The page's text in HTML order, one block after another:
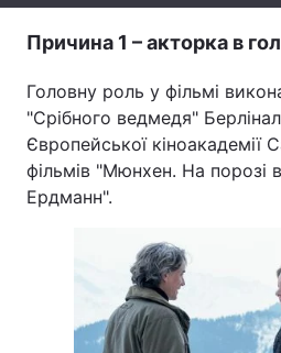
Причина 1 – акторка в
Головну роль у фільмі
"Срібного ведмедя"
Європейської кіноакадемії
фільмів "Мюнхен. На порозі
Ердманн".